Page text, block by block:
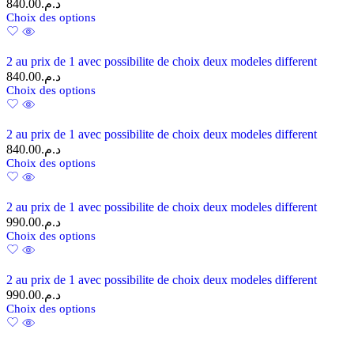
د.م.840.00
Choix des options
2 au prix de 1 avec possibilite de choix deux modeles different
د.م.840.00
Choix des options
2 au prix de 1 avec possibilite de choix deux modeles different
د.م.840.00
Choix des options
2 au prix de 1 avec possibilite de choix deux modeles different
د.م.990.00
Choix des options
2 au prix de 1 avec possibilite de choix deux modeles different
د.م.990.00
Choix des options